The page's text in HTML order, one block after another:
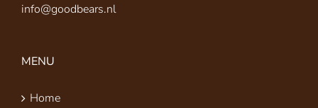
info@goodbears.nl
MENU
Home